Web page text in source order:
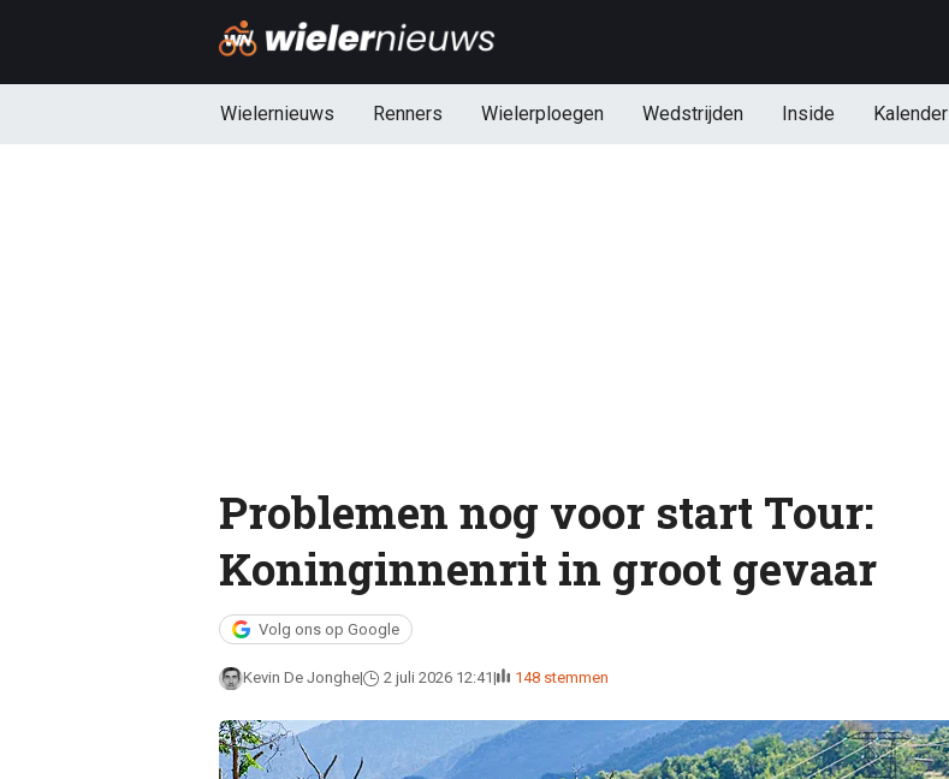
Wielernieuws Renners Wielerploegen Wedstrijden Inside Kalender
Problemen nog voor start Tour:
Koninginnenrit in groot gevaar
Volg ons op Google
Kevin De Jonghe 2 juli 2026 12:41 148 stemmen